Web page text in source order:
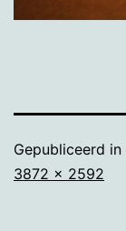
Gepubliceerd in
Volledige
3872 × 2592